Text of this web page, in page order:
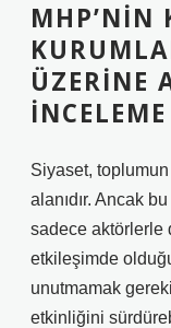
MHP’NIN
ÜZERINE
İNCELEME
Siyaset,
alanıdır. Ancak
sadece aktörlerle
etkileşimde
unutmamak
etkinliğini